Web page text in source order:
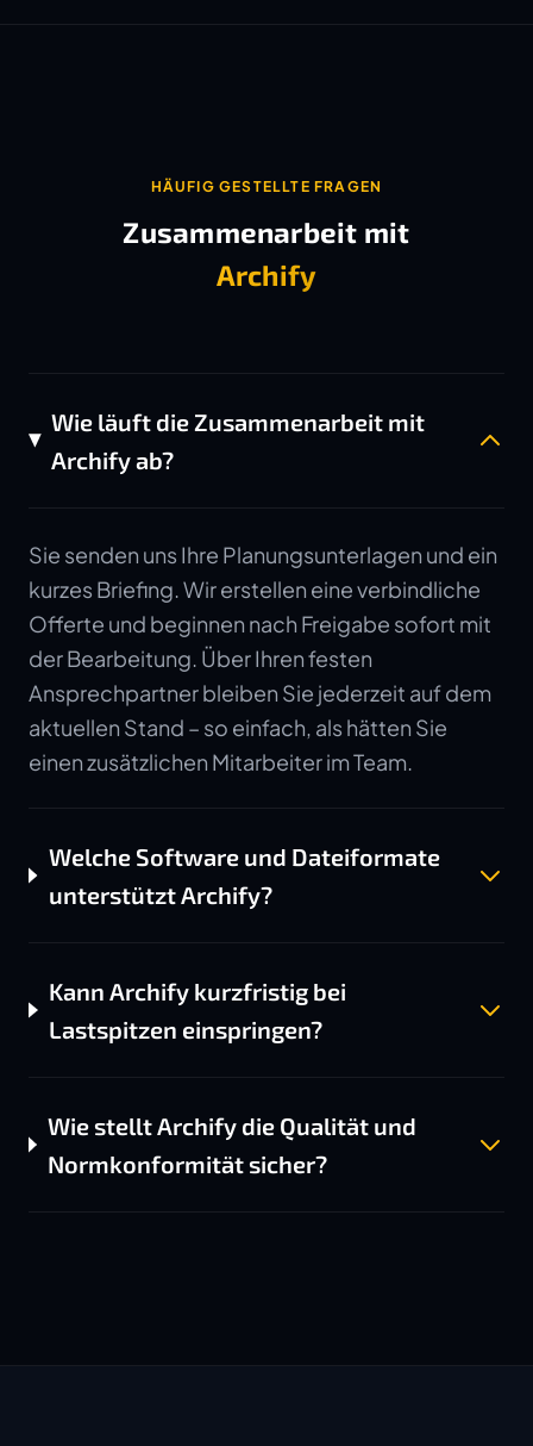
HÄUFIG GESTELLTE FRAGEN
Zusammenarbeit mit
Archify
Wie läuft die Zusammenarbeit mit
Archify ab?
Sie senden uns Ihre Planungsunterlagen und ein
kurzes Briefing. Wir erstellen eine verbindliche
Offerte und beginnen nach Freigabe sofort mit
der Bearbeitung. Über Ihren festen
Ansprechpartner bleiben Sie jederzeit auf dem
aktuellen Stand – so einfach, als hätten Sie
einen zusätzlichen Mitarbeiter im Team.
Welche Software und Dateiformate
unterstützt Archify?
Kann Archify kurzfristig bei
Lastspitzen einspringen?
Wie stellt Archify die Qualität und
Normkonformität sicher?